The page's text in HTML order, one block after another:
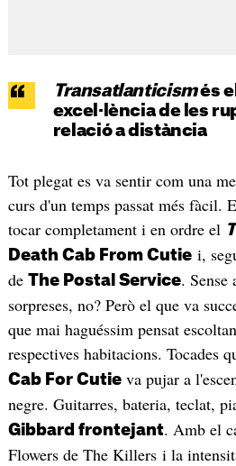
Transatlanticismés
excel·lència de les
relació a distància
Tot plegat es va sentir com una
curs d'un temps passat més fàcil.
tocar completament i en ordre el
Death Cab From Cutiei,
de The Postal Service. Sense
sorpreses, no? Però el que va
que mai haguéssim pensat
respectives habitacions. Tocades
Cab For Cutieva pujar a
negre. Guitarres, bateria, teclat,
Gibbard frontejant. Amb el
Flowers de The Killers i la